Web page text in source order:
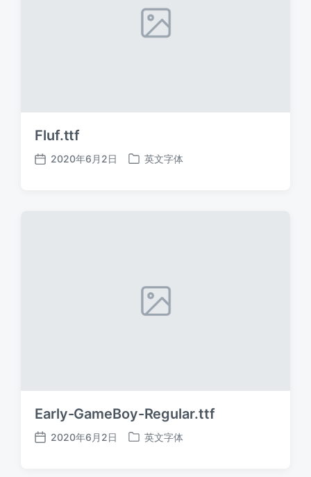
Fluf.ttf
发
2020年6月2日
发
英文字体
Early-GameBoy-Regular.ttf
发
2020年6月2日
发
英文字体